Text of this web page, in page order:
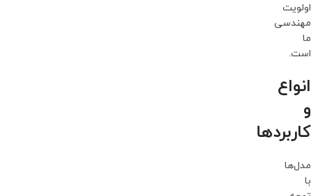
اولویت
مهندسی
ما
است.
انواع
و
کاربردها
مدل‌ها
با